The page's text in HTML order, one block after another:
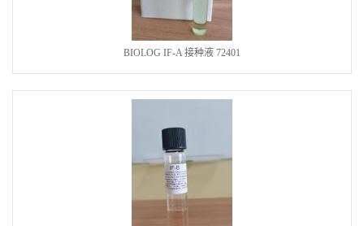
BIOLOG IF-A 接种液 72401